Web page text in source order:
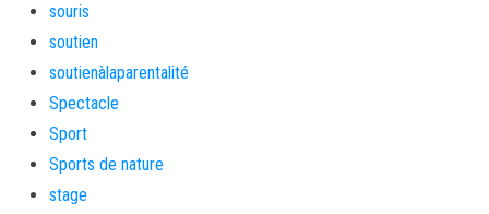
souris
soutien
soutienàlaparentalité
Spectacle
Sport
Sports de nature
stage